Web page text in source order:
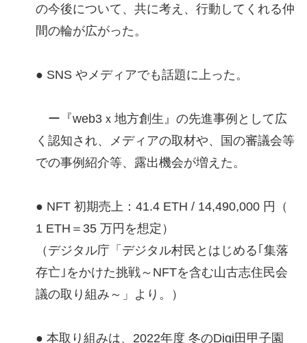
の今後について、共に考え、行動してくれる仲
間の輪が広がった。
● SNS やメディアでも話題に上った。
ー『web3ｘ地方創生』の先進事例として広
く認知され、メディアの取材や、国の審議会等
での事例紹介等、露出機会が増えた。
● NFT 初期売上：41.4 ETH / 14,490,000 円（
1 ETH＝35 万円を想定）
（デジタル庁「デジタル村民とはじめる｢集落
存亡｣をかけた挑戦～NFTを含む山古志住民会
議の取り組み～」より。）
● 本取り組みは、2022年度 冬のDigi田甲子園